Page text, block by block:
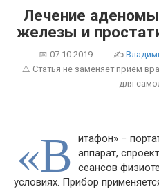
Лечение
железы и
📅 07.10.2019 ✍
⚠️ Статья не заменяет приём
для
«В
итафон» −
аппарат,
сеансов
условиях. Прибор